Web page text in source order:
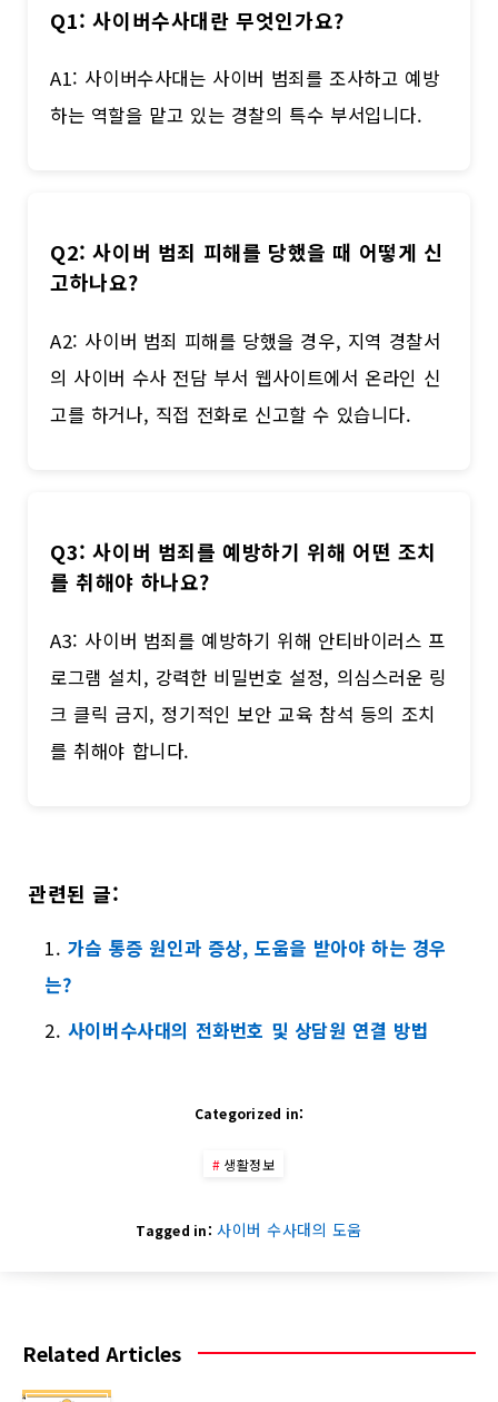
Q1: 사이버수사대란 무엇인가요?
A1: 사이버수사대는 사이버 범죄를 조사하고 예방
하는 역할을 맡고 있는 경찰의 특수 부서입니다.
Q2: 사이버 범죄 피해를 당했을 때 어떻게 신
고하나요?
A2: 사이버 범죄 피해를 당했을 경우, 지역 경찰서
의 사이버 수사 전담 부서 웹사이트에서 온라인 신
고를 하거나, 직접 전화로 신고할 수 있습니다.
Q3: 사이버 범죄를 예방하기 위해 어떤 조치
를 취해야 하나요?
A3: 사이버 범죄를 예방하기 위해 안티바이러스 프
로그램 설치, 강력한 비밀번호 설정, 의심스러운 링
크 클릭 금지, 정기적인 보안 교육 참석 등의 조치
를 취해야 합니다.
관련된 글:
가슴 통증 원인과 증상, 도움을 받아야 하는 경우
는?
사이버수사대의 전화번호 및 상담원 연결 방법
Categorized in:
생활정보
Tagged in: 사이버 수사대의 도움
Related Articles